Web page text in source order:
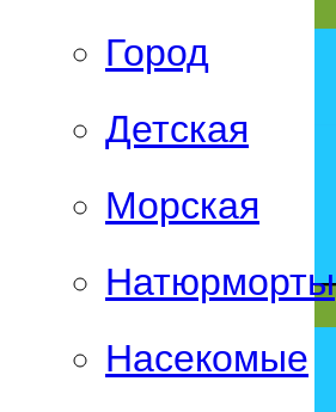
Город
Детская
Морская
Натюрморты
Насекомые